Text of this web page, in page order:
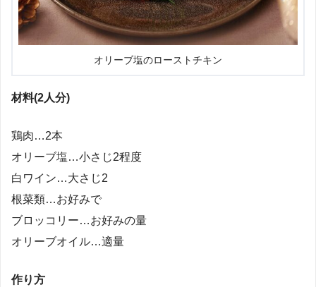
オリーブ塩のローストチキン
材料(2人分)
鶏肉…2本
オリーブ塩…小さじ2程度
白ワイン…大さじ2
根菜類…お好みで
ブロッコリー…お好みの量
オリーブオイル…適量
作り方